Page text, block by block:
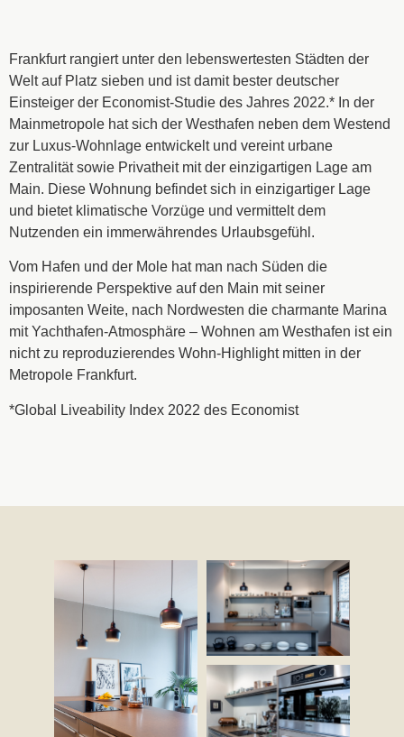
Frankfurt rangiert unter den lebenswertesten Städten der
Welt auf Platz sieben und ist damit bester deutscher
Einsteiger der Economist-Studie des Jahres 2022.* In der
Mainmetropole hat sich der Westhafen neben dem Westend
zur Luxus-Wohnlage entwickelt und vereint urbane
Zentralität sowie Privatheit mit der einzigartigen Lage am
Main. Diese Wohnung befindet sich in einzigartiger Lage
und bietet klimatische Vorzüge und vermittelt dem
Nutzenden ein immerwährendes Urlaubsgefühl.
Vom Hafen und der Mole hat man nach Süden die
inspirierende Perspektive auf den Main mit seiner
imposanten Weite, nach Nordwesten die charmante Marina
mit Yachthafen-Atmosphäre – Wohnen am Westhafen ist ein
nicht zu reproduzierendes Wohn-Highlight mitten in der
Metropole Frankfurt.
*Global Liveability Index 2022 des Economist